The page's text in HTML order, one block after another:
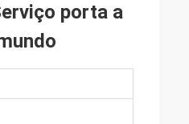
porta a